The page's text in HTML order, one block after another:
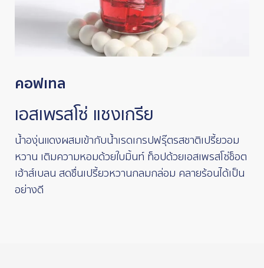
คอฟเทล
เอสเพรสโซ่ แชงเกรีย
น้ำองุ่นแดงผสมเข้ากับน้ำเรดเกรปฟรุ๊ตรสชาติเปรี้ยวอม
หวาน เติมความหอมด้วยใบมิ้นท์ ท็อปด้วยเอสเพรสโซ่ช็อต
เฮ้าส์เบลน สดชื่นเปรี้ยวหวานกลมกล่อม คลายร้อนได้เป็น
อย่างดี